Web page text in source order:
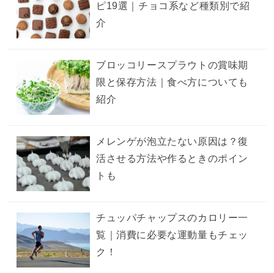
ピ19選｜チョコ系など種類別で紹
介
ブロッコリースプラウトの賞味期
限と保存方法｜食べ方についても
紹介
メレンゲが泡立たない原因は？復
活させる方法や作るときのポイン
トも
チュッパチャップスのカロリー一
覧｜消費に必要な運動量もチェッ
ク！